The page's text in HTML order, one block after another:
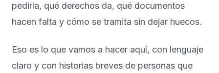
pedirla, qué derechos da, qué documentos
hacen falta y cómo se tramita sin dejar huecos.
Eso es lo que vamos a hacer aquí, con lenguaje
claro y con historias breves de personas que